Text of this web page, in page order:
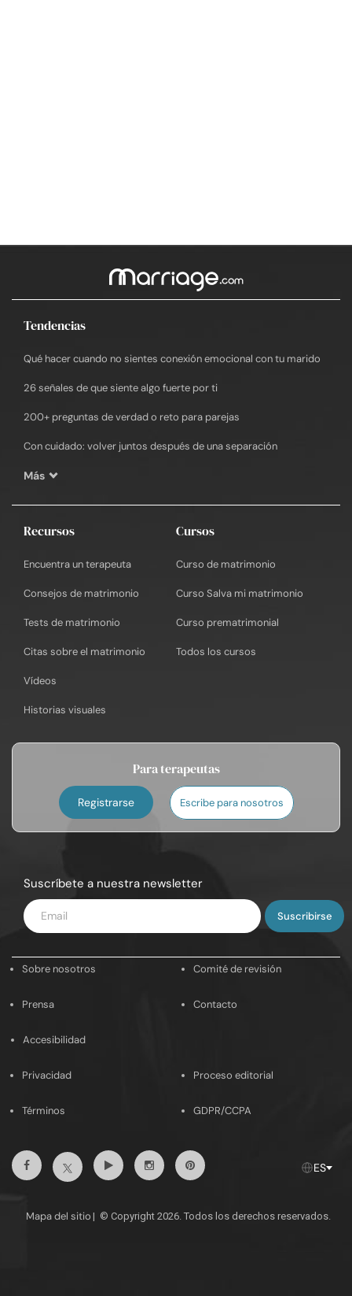
Tendencias
Qué hacer cuando no sientes conexión emocional con tu marido
26 señales de que siente algo fuerte por ti
200+ preguntas de verdad o reto para parejas
Con cuidado: volver juntos después de una separación
Más
Recursos
Encuentra un terapeuta
Consejos de matrimonio
Tests de matrimonio
Citas sobre el matrimonio
Vídeos
Historias visuales
Cursos
Curso de matrimonio
Curso Salva mi matrimonio
Curso prematrimonial
Todos los cursos
Para terapeutas
Registrarse Escribe para nosotros
Suscríbete a nuestra newsletter
Introduce
tu
Sobre nosotros Comité de revisión
Prensa Contacto
Accesibilidad
Privacidad Proceso editorial
Términos GDPR/CCPA
FacebookTwitterYoutubeInstagramPinterest ES
Mapa del sitio | © Copyright 2026. Todos los derechos reservados.